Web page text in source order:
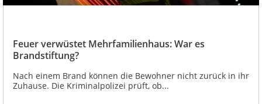
Feuer verwüstet Mehrfamilienhaus: War es
Brandstiftung?
Nach einem Brand können die Bewohner nicht zurück in ihr
Zuhause. Die Kriminalpolizei prüft, ob...